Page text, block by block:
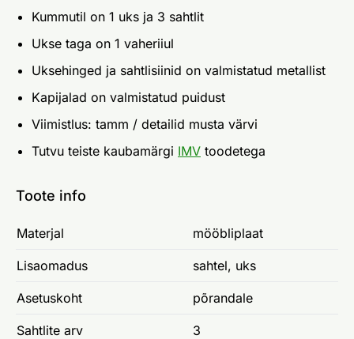
Kummutil on 1 uks ja 3 sahtlit
Ukse taga on 1 vaheriiul
Uksehinged ja sahtlisiinid on valmistatud metallist
Kapijalad on valmistatud puidust
Viimistlus: tamm / detailid musta värvi
Tutvu teiste kaubamärgi IMV toodetega
Toote info
Materjal mööbliplaat
Lisaomadus sahtel, uks
Asetuskoht põrandale
Sahtlite arv 3